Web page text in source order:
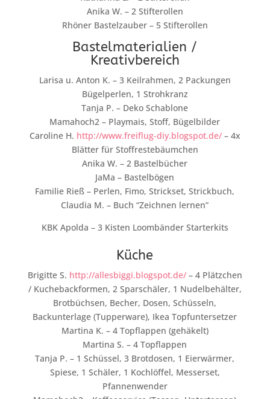
Anika W. – 2 Stifterollen
Rhöner Bastelzauber – 5 Stifterollen
Bastelmaterialien /
Kreativbereich
Larisa u. Anton K. – 3 Keilrahmen, 2 Packungen
Bügelperlen, 1 Strohkranz
Tanja P. – Deko Schablone
Mamahoch2 – Playmais, Stoff, Bügelbilder
Caroline H. http://www.freiflug-diy.blogspot.de/– 4x
Blätter für Stoffrestebäumchen
Anika W. – 2 Bastelbücher
JaMa – Bastelbögen
Familie Rieß – Perlen, Fimo, Strickset, Strickbuch,
Claudia M. – Buch “Zeichnen lernen”
KBK Apolda – 3 Kisten Loombänder Starterkits
Küche
Brigitte S. http://allesbiggi.blogspot.de/ – 4 Plätzchen
/ Kuchebackformen, 2 Sparschäler, 1 Nudelbehälter,
Brotbüchsen, Becher, Dosen, Schüsseln,
Backunterlage (Tupperware), Ikea Topfuntersetzer
Martina K. – 4 Topflappen (gehäkelt)
Martina S. – 4 Topflappen
Tanja P. – 1 Schüssel, 3 Brotdosen, 1 Eierwärmer,
Spiese, 1 Schäler, 1 Kochlöffel, Messerset,
Pfannenwender